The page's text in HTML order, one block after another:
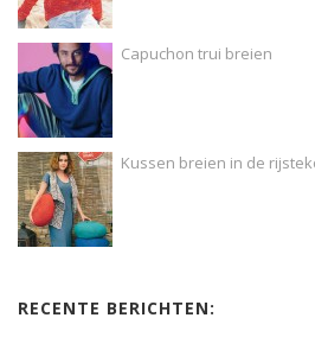
Capuchon trui breien
Kussen breien in de
RECENTE BERICHTEN: